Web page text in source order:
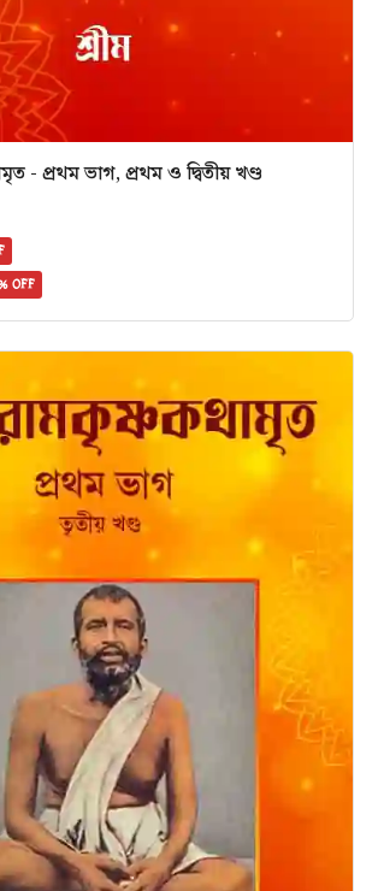
- প্রথম ভাগ, প্রথম ও দ্বিতীয় খণ্ড
OFF